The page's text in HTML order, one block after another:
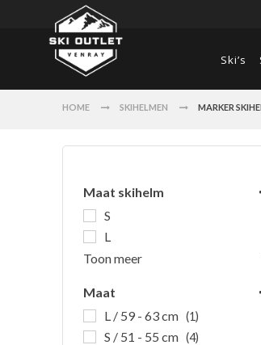
Ski’s
HOME SKIHELMEN MARKER
Maat skihelm
S
L
Toon meer
Maat
L / 59 - 63 cm (1)
S / 51 - 55 cm (4)